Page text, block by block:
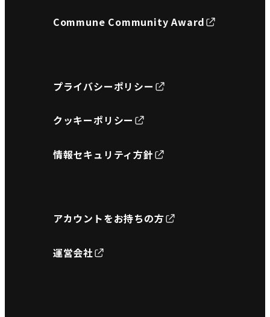
Commune Community Award
プライバシーポリシー
クッキーポリシー
情報セキュリティ方針
アカウントをお持ちの方
運営会社